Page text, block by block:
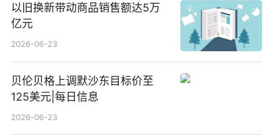
以旧换新带动商品销售额达5万
亿元
2026-06-23
贝伦贝格上调默沙东目标价至
125美元|每日信息
2026-06-23